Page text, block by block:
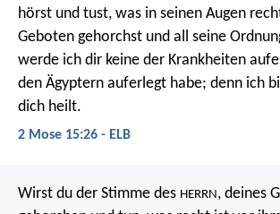
hörst und tust, was in seinen Augen
Geboten gehorchst und all seine
werde ich dir keine der Krankheiten
den Ägyptern auferlegt habe; denn ich
dich heilt.
2 Mose 15:26 - ELB
Wirst du der Stimme des HERRN, deines